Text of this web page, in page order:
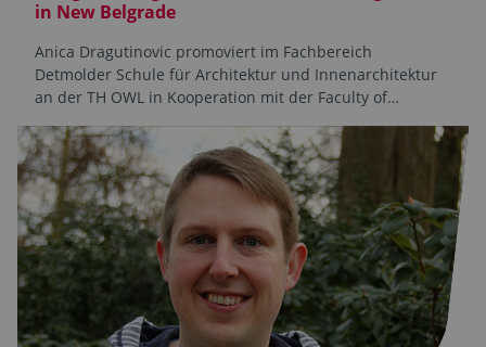
in New Belgrade
Anica Dragutinovic promoviert im Fachbereich
Detmolder Schule für Architektur und Innenarchitektur
an der TH OWL in Kooperation mit der Faculty of…